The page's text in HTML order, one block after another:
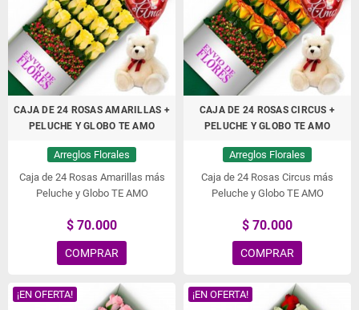
CAJA DE 24 ROSAS AMARILLAS +
PELUCHE Y GLOBO TE AMO
Arreglos Florales
Caja de 24 Rosas Amarillas más
Peluche y Globo TE AMO
$ 70.000
COMPRAR
CAJA DE 24 ROSAS CIRCUS +
PELUCHE Y GLOBO TE AMO
Arreglos Florales
Caja de 24 Rosas Circus más
Peluche y Globo TE AMO
$ 70.000
COMPRAR
¡EN OFERTA! ¡EN OFERTA!